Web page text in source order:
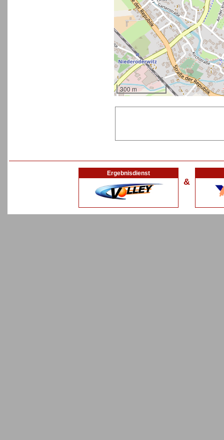
300 m
Ergebnisdienst
&